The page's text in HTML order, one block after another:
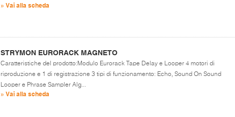
» Vai alla scheda
STRYMON EURORACK MAGNETO
Caratteristiche del prodotto:Modulo Eurorack Tape Delay e Looper 4 motori di
riproduzione e 1 di registrazione 3 tipi di funzionamento: Echo, Sound On Sound
Looper e Phrase Sampler Alg...
» Vai alla scheda